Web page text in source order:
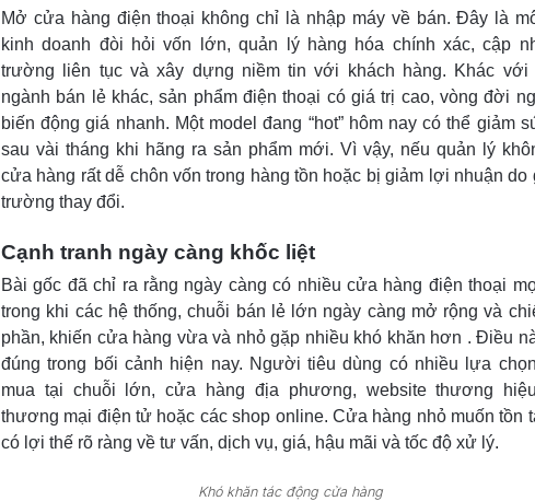
Mở cửa hàng điện thoại không chỉ là nhập máy về bán. Đây là
kinh doanh đòi hỏi vốn lớn, quản lý hàng hóa chính xác, cập
trường liên tục và xây dựng niềm tin với khách hàng. Khác với
ngành bán lẻ khác, sản phẩm điện thoại có giá trị cao, vòng đời
biến động giá nhanh. Một model đang “hot” hôm nay có thể giảm
sau vài tháng khi hãng ra sản phẩm mới. Vì vậy, nếu quản lý
cửa hàng rất dễ chôn vốn trong hàng tồn hoặc bị giảm lợi nhuận do
trường thay đổi.
Cạnh tranh ngày càng khốc liệt
Bài gốc đã chỉ ra rằng ngày càng có nhiều cửa hàng điện thoại
trong khi các hệ thống, chuỗi bán lẻ lớn ngày càng mở rộng và
phần, khiến cửa hàng vừa và nhỏ gặp nhiều khó khăn hơn . Điều
đúng trong bối cảnh hiện nay. Người tiêu dùng có nhiều lựa
mua tại chuỗi lớn, cửa hàng địa phương, website thương
thương mại điện tử hoặc các shop online. Cửa hàng nhỏ muốn tồn
có lợi thế rõ ràng về tư vấn, dịch vụ, giá, hậu mãi và tốc độ xử lý.
Khó khăn tác động cửa hàng